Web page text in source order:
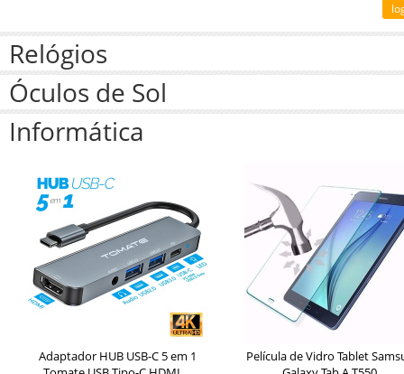
Relógios
Óculos de Sol
Informática
Adaptador HUB USB-C 5 em 1
Película de Vidro Tablet